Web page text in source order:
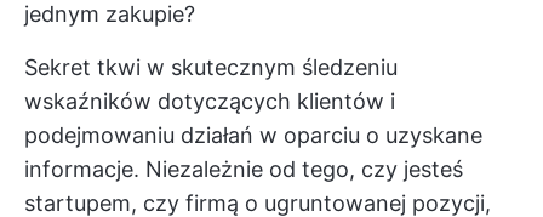
jednym zakupie?
Sekret tkwi w skutecznym śledzeniu
wskaźników dotyczących klientów i
podejmowaniu działań w oparciu o uzyskane
informacje. Niezależnie od tego, czy jesteś
startupem, czy firmą o ugruntowanej pozycji,